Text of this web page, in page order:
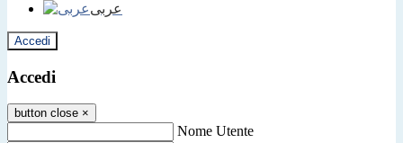
عربى
Accedi
Accedi
button close ×
Nome Utente